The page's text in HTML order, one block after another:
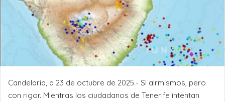
Candelaria, a 23 de octubre de 2025.- Si alrmismos, pero
con rigor. Mientras los ciudadanos de Tenerife intentan